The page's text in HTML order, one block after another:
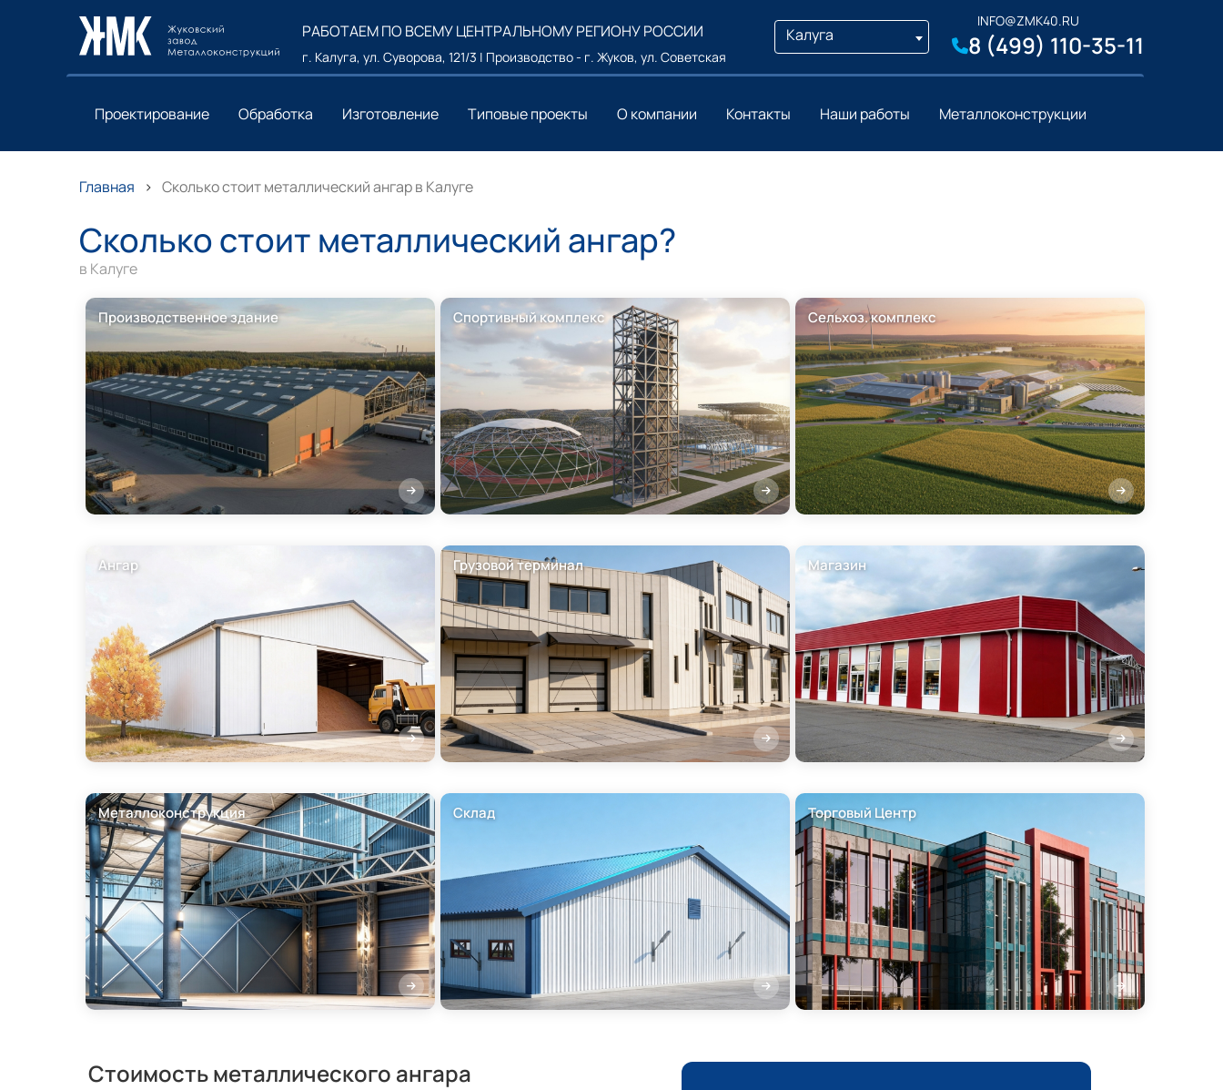
РАБОТАЕМ ПО ВСЕМУ ЦЕНТРАЛЬНОМУ РЕГИОНУ РОССИИ
г. Калуга, ул. Суворова, 121/3 | Производство - г. Жуков, ул. Советская
Калуга
INFO@ZMK40.RU
8 (499) 110-35-11
Проектирование Обработка Изготовление Типовые проекты О компании Контакты Наши работы Металлоконструкции
Главная Сколько стоит металлический ангар в Калуге
Сколько стоит металлический ангар?
в Калуге
Производственное здание Спортивный комплекс Сельхоз. комплекс
Ангар Грузовой терминал Магазин
Металлоконструкция Склад Торговый Центр
Стоимость металлического ангара